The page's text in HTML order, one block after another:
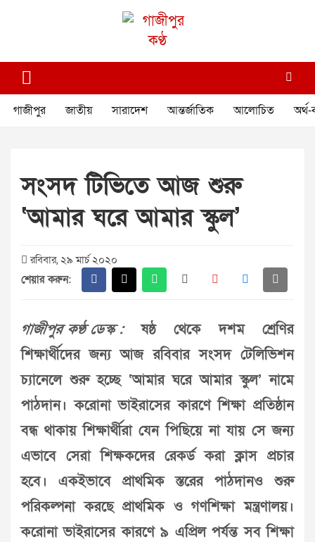
গাজীপুর কণ্ঠ
গাজীপুর জাতীয় সারাদেশ আন্তর্জাতিক আলোচিত অর্থ-
সংসদ টিভিতে আজ শুরু
‘আমার ঘরে আমার স্কুল’
রবিবার, ২৯ মার্চ ২০২০
শেয়ার করুন:
গাজীপুর কণ্ঠ ডেস্ক :ষষ্ঠ থেকে দশম শ্রেণির
শিক্ষার্থীদের জন্য আজ রবিবার সংসদ টেলিভিশন
চ্যানেলে শুরু হচ্ছে ‘আমার ঘরে আমার স্কুল’ নামে
পাঠদান। করোনা ভাইরাসের কারণে শিক্ষা প্রতিষ্ঠান
বন্ধ থাকায় শিক্ষার্থীরা যেন পিছিয়ে না যায় সে জন্য
এভাবে সেরা শিক্ষকদের রেকর্ড করা ক্লাস প্রচার
হবে। একইভাবে প্রাথমিক স্তরের পাঠদানও শুরু
পরিকল্পনা করছে প্রাথমিক ও গণশিক্ষা মন্ত্রণালয়।
করোনা ভাইরাসের কারণে ৯ এপ্রিল পর্যন্ত সব শিক্ষা